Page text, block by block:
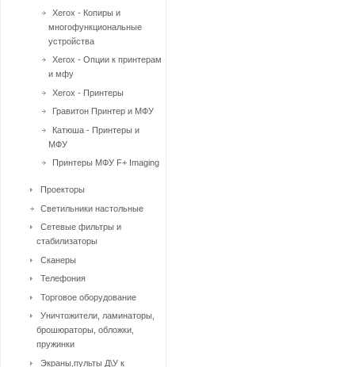
Xerox - Копиры и
многофункциональные
устройства
Xerox - Опции к принтерам
и мфу
Xerox - Принтеры
Гравитон Принтер и МФУ
Катюша - Принтеры и
МФУ
Принтеры МФУ F+ Imaging
Проекторы
Светильники настольные
Сетевые фильтры и
стабилизаторы
Сканеры
Телефония
Торговое оборудование
Уничтожители, ламинаторы,
брошюраторы, обложки,
пружинки
Экраны,пульты Д\У к